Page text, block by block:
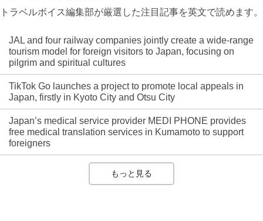
トラベルボイス編集部が厳選した注目記事を英文で読めます。
JAL and four railway companies jointly create a wide-range
tourism model for foreign visitors to Japan, focusing on
pilgrim and spiritual cultures
TikTok Go launches a project to promote local appeals in
Japan, firstly in Kyoto City and Otsu City
Japan’s medical service provider MEDI PHONE provides
free medical translation services in Kumamoto to support
foreigners
もっと見る